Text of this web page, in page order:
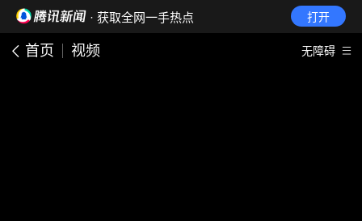
· 获取全网一手热点 打开
首页 视频 无障碍